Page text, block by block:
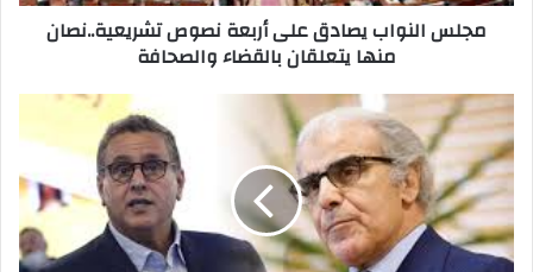
مجلس النواب يصادق على أربعة نصوص تشريعية..نصان
منها يتعلقان بالقضاء والصحافة